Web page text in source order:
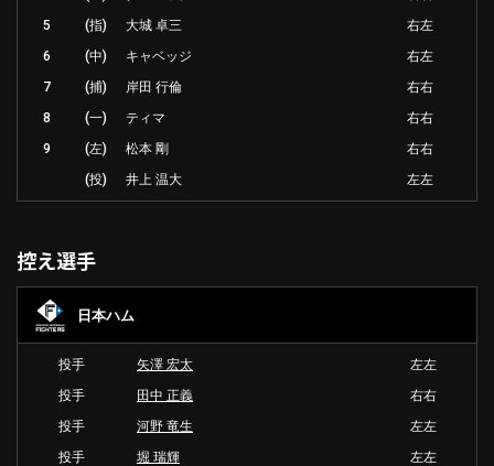
5
(指) 大城 卓三
右左
6
(中) キャベッジ
右左
7
(捕) 岸田 行倫
右右
8
(一) ティマ
右右
9
(左) 松本 剛
右右
(投)
井上 温大 左左
控え選手
日本ハム
投手 矢澤 宏太
左左
投手
田中 正義
右右
投手
河野 竜生
左左
投手
堀 瑞輝
左左